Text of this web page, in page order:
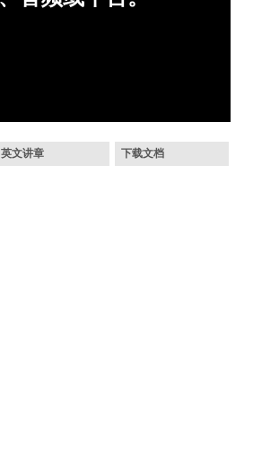
英文讲章 下载文档